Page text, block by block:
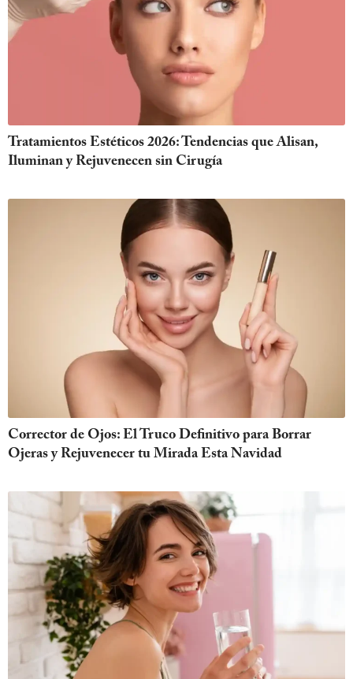
Tratamientos Estéticos 2026: Tendencias que Alisan,
Iluminan y Rejuvenecen sin Cirugía
Corrector de Ojos: El Truco Definitivo para Borrar
Ojeras y Rejuvenecer tu Mirada Esta Navidad